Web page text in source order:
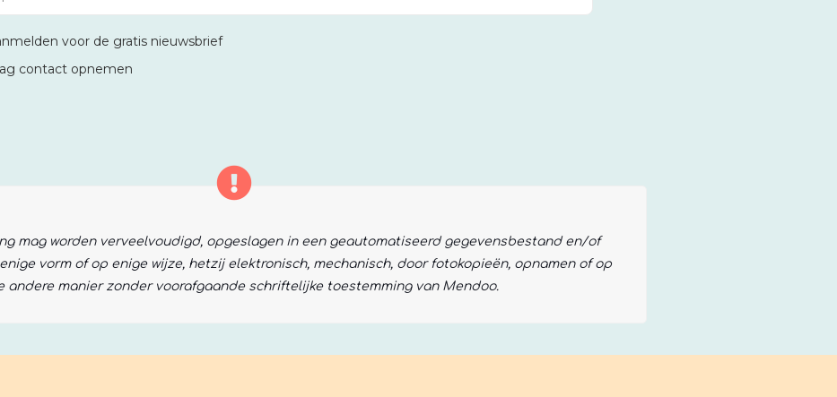
voor de gratis nieuwsbrief
contact opnemen
mag worden verveelvoudigd, opgeslagen in een geautomatiseerd gegevensbestand en/of
vorm of op enige wijze, hetzij elektronisch, mechanisch, door fotokopieën, opnamen of op
andere manier zonder voorafgaande schriftelijke toestemming van Mendoo.